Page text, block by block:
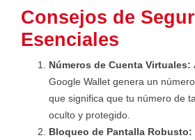
Consejos de
Esenciales
Números de Cuenta Virtuales:
Google Wallet genera un
que significa que tu número de
oculto y protegido.
Bloqueo de Pantalla Robusto: